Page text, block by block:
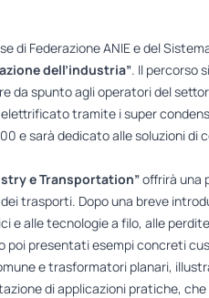
di Federazione ANIE e del
dell’industria”. Il percorso
da spunto agli operatori del
tramite i super
e sarà dedicato alle soluzioni di
e Transportation”offrirà una
trasporti. Dopo una breve
e alle tecnologie a filo, alle
poi presentati esempi concreti
e trasformatori planari,
di applicazioni pratiche,